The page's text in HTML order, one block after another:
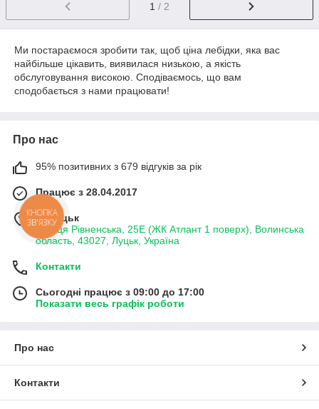
1 / 2
Ми постараємося зробити так, щоб ціна лебідки, яка вас
найбільше цікавить, виявилася низькою, а якість
обслуговування високою. Сподіваємось, що вам
сподобається з нами працювати!
Про нас
95% позитивних з 679 відгуків за рік
Працює з 28.04.2017
м. Луцьк
вулиця Рівненська, 25Е (ЖК Атлант 1 поверх), Волинська
область, 43027, Луцьк, Україна
Контакти
Сьогодні працює з 09:00 до 17:00
Показати весь графік роботи
Про нас
Контакти
КНОПКА
ЗВ'ЯЗКУ